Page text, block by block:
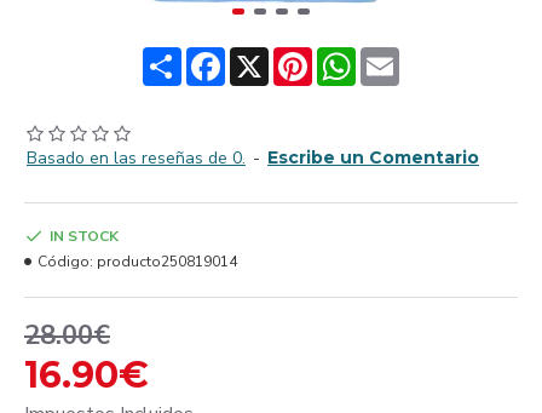
ShareFacebook
X PinterestWhatsApp
Email
Basado en las reseñas de 0. - Escribe un Comentario
16.90€
28.00€
IN STOCK
Código: producto250819014